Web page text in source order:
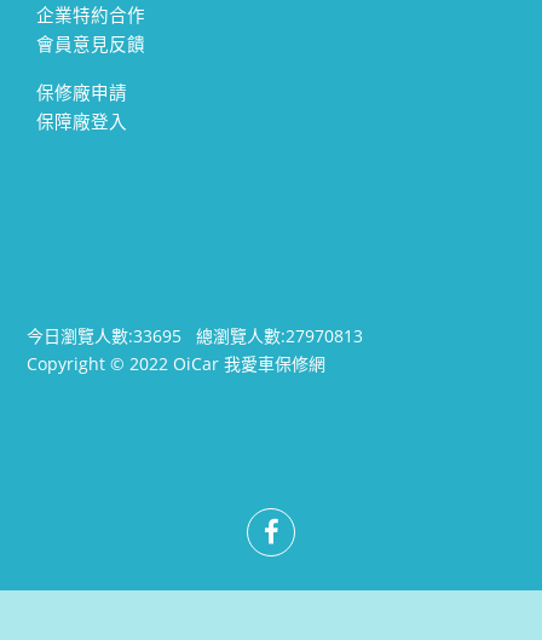
企業特約合作
會員意見反饋
保修廠申請
保障廠登入
今日瀏覽人數:33695總瀏覽人數:27970813
Copyright © 2022 OiCar 我愛車保修網